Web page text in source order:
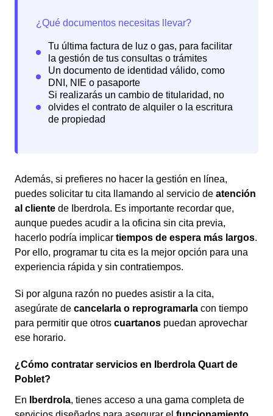
Además, si prefieres no hacer la gestión en línea,
puedes solicitar tu cita llamando al servicio de atención
al cliente de Iberdrola. Es importante recordar que,
aunque puedes acudir a la oficina sin cita previa,
hacerlo podría implicar tiempos de espera más largos.
Por ello, programar tu cita es la mejor opción para una
experiencia rápida y sin contratiempos.
Si por alguna razón no puedes asistir a la cita,
asegúrate de cancelarla o reprogramarla con tiempo
para permitir que otros cuartanos puedan aprovechar
ese horario.
¿Cómo contratar servicios en Iberdrola Quart de
Poblet?
En
Iberdrola, tienes acceso a una gama completa de